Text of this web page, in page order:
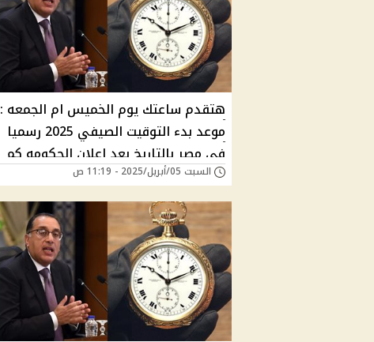
هتقدم ساعتك يوم الخميس ام الجمعه :
موعد بدء التوقيت الصيفي 2025 رسميا
في مصر بالتاريخ بعد إعلان الحكومه كم
يومًا متبقيًا وطريقة ضبط الساعة؟
السبت 05/أبريل/2025 - 11:19 ص